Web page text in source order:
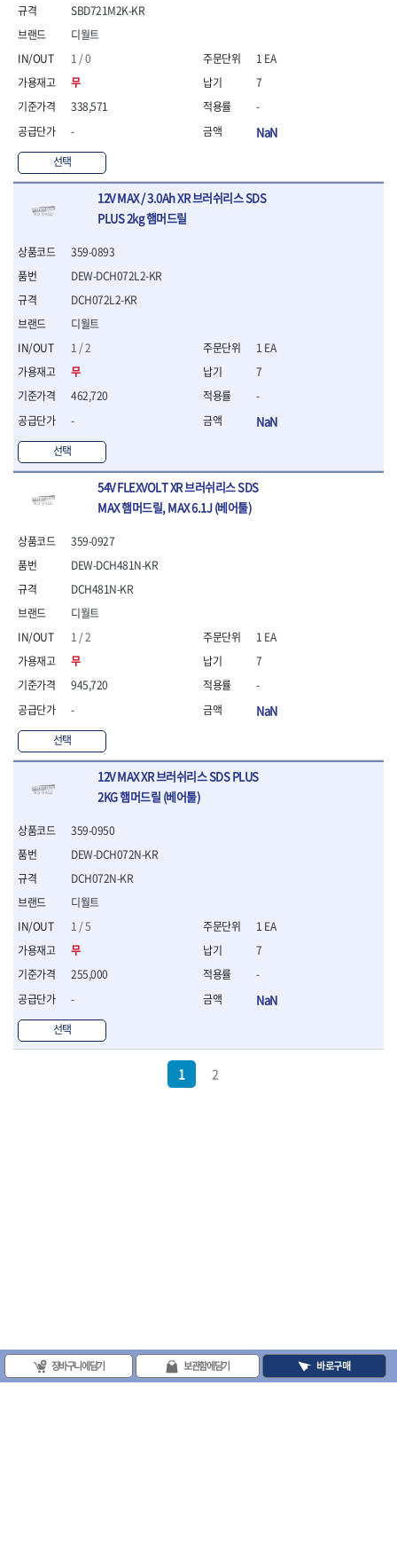
- 목공용줄
- 조줄세트
- 줄
공구함.공구집
- 공구함
- 탑체스터
- 공구통
- 기타공구
- 공구가방
기타 작업공구
- 헤라
- 수리키트
- 고정링/링
- 핀
디월트
1 / 0
무
338,571
-
선택
SBD721M2K-KR
1 EA
7
-
NaN
12V MAX / 3.0Ah XR 브러쉬리스 SDS
PLUS 2kg 햄머드릴
359-0893
디월트
1 / 2
무
462,720
-
선택
DEW-DCH072L2-KR
DCH072L2-KR
1 EA
7
-
NaN
54V FLEXVOLT XR 브러쉬리스 SDS
MAX 햄머드릴, MAX 6.1J (베어툴)
359-0927
디월트
1 / 2
무
945,720
-
선택
DEW-DCH481N-KR
DCH481N-KR
1 EA
7
-
NaN
12V MAX XR 브러쉬리스 SDS PLUS
2KG 햄머드릴 (베어툴)
359-0950
디월트
1 / 5
무
255,000
-
선택
DEW-DCH072N-KR
DCH072N-KR
1 EA
7
-
NaN
1 2
장바구니에 담기 보관함에 담기 바로구매